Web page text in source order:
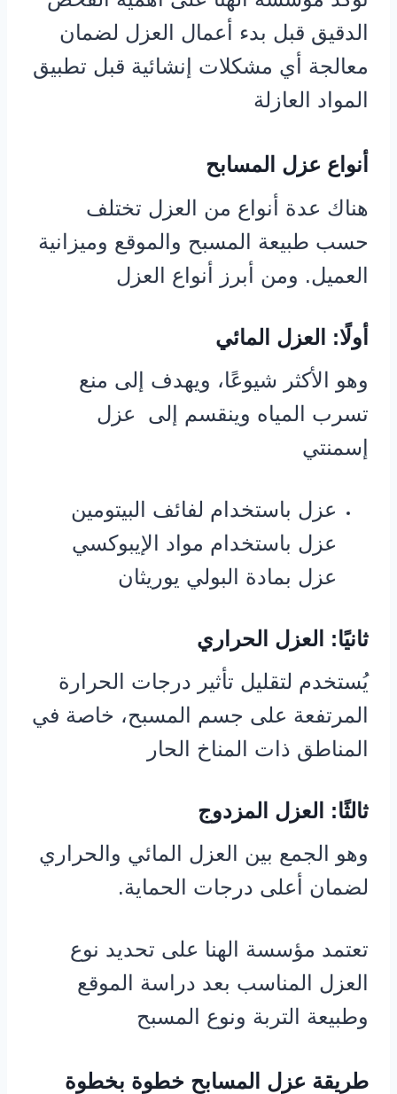
الدقيق قبل بدء أعمال العزل لضمان
معالجة أي مشكلات إنشائية قبل تطبيق
المواد العازلة
أنواع عزل المسابح
هناك عدة أنواع من العزل تختلف
حسب طبيعة المسبح والموقع وميزانية
العميل. ومن أبرز أنواع العزل
أولًا: العزل المائي
وهو الأكثر شيوعًا، ويهدف إلى منع
تسرب المياه وينقسم إلى عزل
إسمنتي
عزل باستخدام لفائف البيتومين
عزل باستخدام مواد الإيبوكسي
عزل بمادة البولي يوريثان
ثانيًا: العزل الحراري
يُستخدم لتقليل تأثير درجات الحرارة
المرتفعة على جسم المسبح، خاصة في
المناطق ذات المناخ الحار
ثالثًا: العزل المزدوج
وهو الجمع بين العزل المائي والحراري
لضمان أعلى درجات الحماية.
تعتمد مؤسسة الهنا على تحديد نوع
العزل المناسب بعد دراسة الموقع
وطبيعة التربة ونوع المسبح
طريقة عزل المسابح خطوة بخطوة